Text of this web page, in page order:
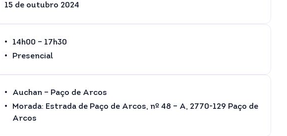
15 de outubro 2024
14h00 – 17h30
Presencial
Auchan – Paço de Arcos
Morada: Estrada de Paço de Arcos, nº 48 – A, 2770-129 Paço de
Arcos